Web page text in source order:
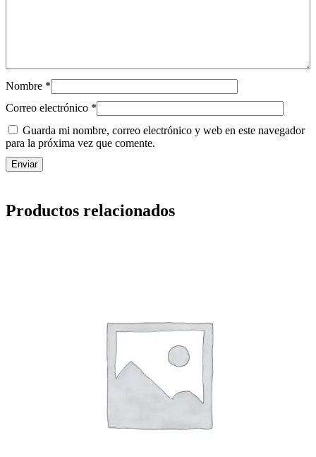
c
a
t
d
a
d
Nombre *
Correo electrónico *
Guarda mi nombre, correo electrónico y web en este navegador
para la próxima vez que comente.
Productos relacionados